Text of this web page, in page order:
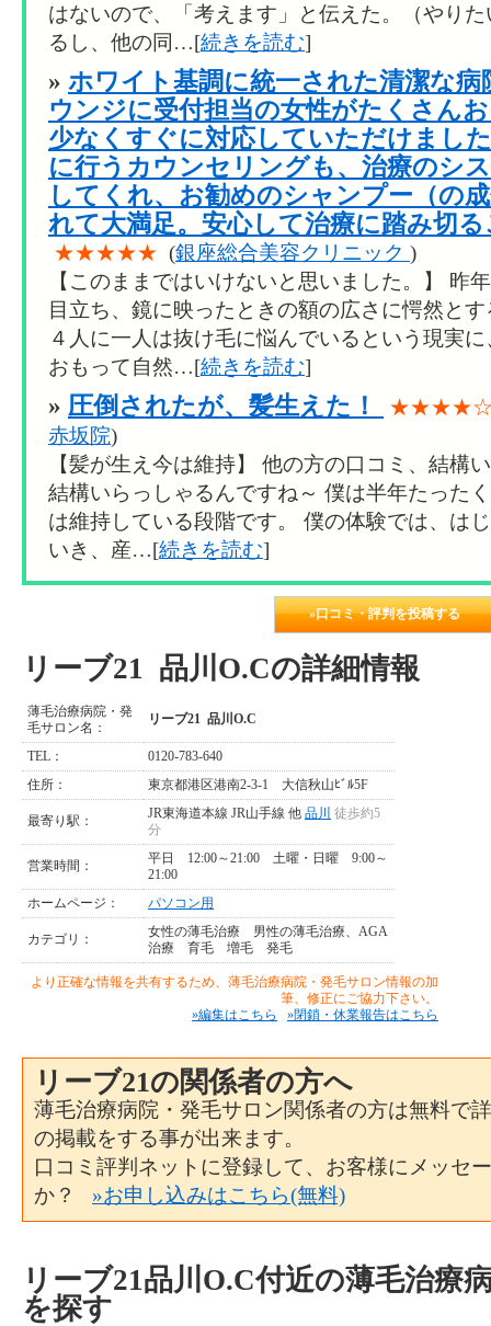
はないので、「考えます」と伝えた。（やり
るし、他の同…[続きを読む]
» ホワイト基調に統一された清潔な病
ウンジに受付担当の女性がたくさん
少なくすぐに対応していただけまし
に行うカウンセリングも、治療のシ
してくれ、お勧めのシャンプー（の
れて大満足。安心して治療に踏み切
★★★★★ (銀座総合美容クリニック )
【このままではいけないと思いました。】 昨
目立ち、鏡に映ったときの額の広さに愕然と
４人に一人は抜け毛に悩んでいるという現実
おもって自然…[続きを読む]
» 圧倒されたが、髪生えた！
赤坂院)
【髪が生え今は維持】 他の方の口コミ、結構
結構いらっしゃるんですね～ 僕は半年たった
は維持している段階です。 僕の体験では、は
いき、産…[続きを読む]
»口コミ・評判を投稿する
リーブ21 品川O.Cの詳細情報
薄毛治療病院・発
毛サロン名：
リーブ21 品川O.C
TEL：
0120-783-640
住所：
東京都港区港南2-3-1 大信秋山ﾋﾞﾙ5F
最寄り駅： JR東海道本線 JR山手線 他 品川 徒歩約5
分
営業時間：
平日 12:00～21:00 土曜・日曜 9:00～
21:00
ホームページ：
パソコン用
カテゴリ： 女性の薄毛治療
男性の薄毛治療、AGA
治療
育毛 増毛 発毛
より正確な情報を共有するため、薄毛治療病院・発毛サロン情報の加
筆、修正にご協力下さい。
»編集はこちら
»閉鎖・休業報告はこちら
リーブ21の関係者の方へ
薄毛治療病院・発毛サロン関係者の方は無料で
の掲載をする事が出来ます。
口コミ評判ネットに登録して、お客様にメッセ
か？ »お申し込みはこちら(無料)
リーブ21品川O.C付近の薄毛治療
を探す